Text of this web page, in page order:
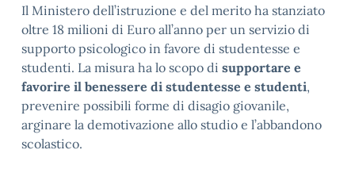
Il Ministero dell’istruzione e del merito ha stanziato
oltre 18 milioni di Euro all’anno per un servizio di
supporto psicologico in favore di studentesse e
studenti. La misura ha lo scopo di supportare e
favorire il benessere di studentesse e studenti,
prevenire possibili forme di disagio giovanile,
arginare la demotivazione allo studio e l’abbandono
scolastico.